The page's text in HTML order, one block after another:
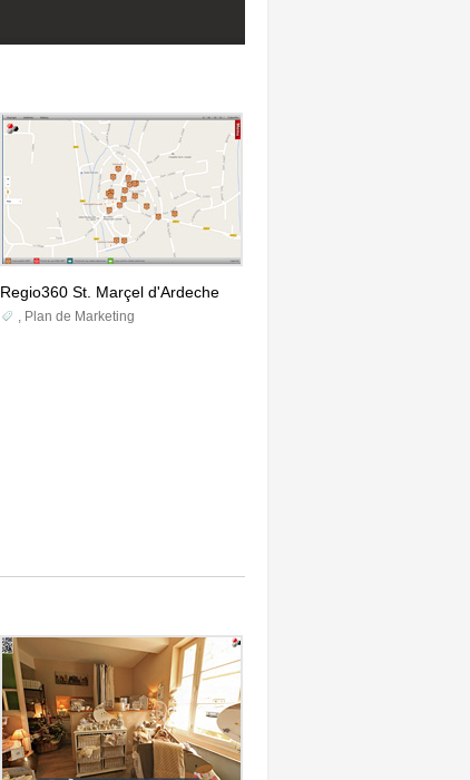
Regio360 St. Marçel d'Ardeche
, Plan de Marketing